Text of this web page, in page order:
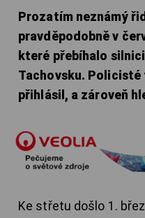
Prozatím neznámý
pravděpodobně v
které přebíhalo
Tachovsku.
přihlásil, a zároveň
Ke střetu došlo 1.